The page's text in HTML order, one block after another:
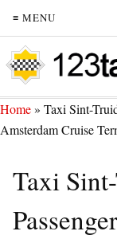
≡ MENU
Home» Taxi Sint-
Amsterdam Cruise
Taxi